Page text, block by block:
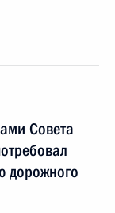
Совета
дорожного